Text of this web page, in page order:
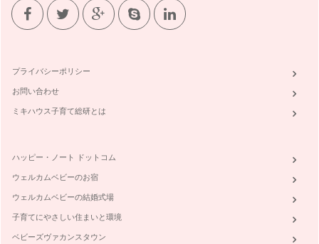
野菜ぎらいの克服へ～食べないステップ～
皆さん、こんにちは！ 野菜ソムリエで二児の母、岩本 香で
す。これから一年間、親子で…
プライバシーポリシー
お問い合わせ
ミキハウス子育て総研とは
ハッピー・ノート ドットコム
ウェルカムベビーのお宿
ウェルカムベビーの結婚式場
子育てにやさしい住まいと環境
ベビーズヴァカンスタウン